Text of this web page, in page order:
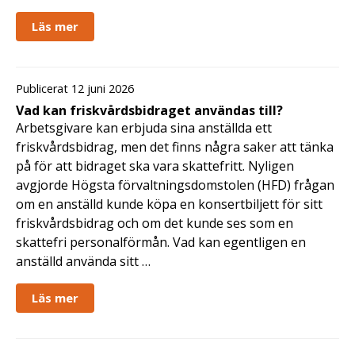
Läs mer
Publicerat 12 juni 2026
Vad kan friskvårdsbidraget användas till?
Arbetsgivare kan erbjuda sina anställda ett
friskvårdsbidrag, men det finns några saker att tänka
på för att bidraget ska vara skattefritt. Nyligen
avgjorde Högsta förvaltningsdomstolen (HFD) frågan
om en anställd kunde köpa en konsertbiljett för sitt
friskvårdsbidrag och om det kunde ses som en
skattefri personalförmån. Vad kan egentligen en
anställd använda sitt …
Läs mer